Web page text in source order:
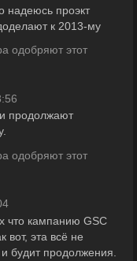
надеюсь проэкт
к 2013-му
одобряют этот
продолжают
одобряют этот
что кампанию GSC
вот, эта всё не
будит продолжения.